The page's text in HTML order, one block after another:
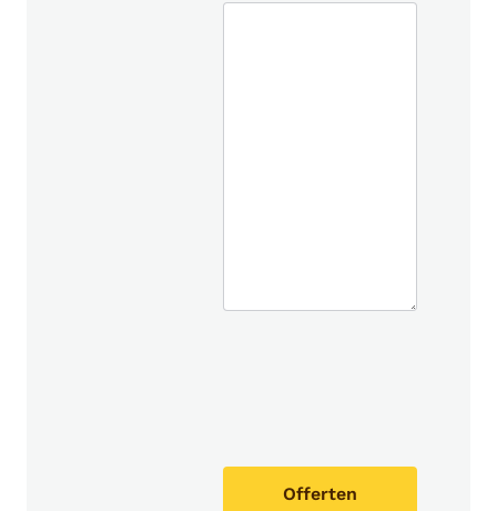
Offerten